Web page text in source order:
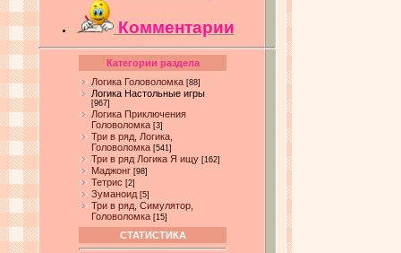
Комментарии
Категории раздела
Логика Головоломка [88]
Логика Настольные игры
[967]
Логика Приключения
Головоломка [3]
Три в ряд, Логика,
Головоломка [541]
Три в ряд Логика Я ищу [162]
Маджонг [98]
Тетрис [2]
Зуманоид [5]
Три в ряд, Симулятор,
Головоломка [15]
СТАТИСТИКА